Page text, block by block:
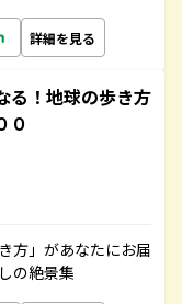
詳細を見る
る！地球の歩き方
０
方」があなたにお届
の絶景集